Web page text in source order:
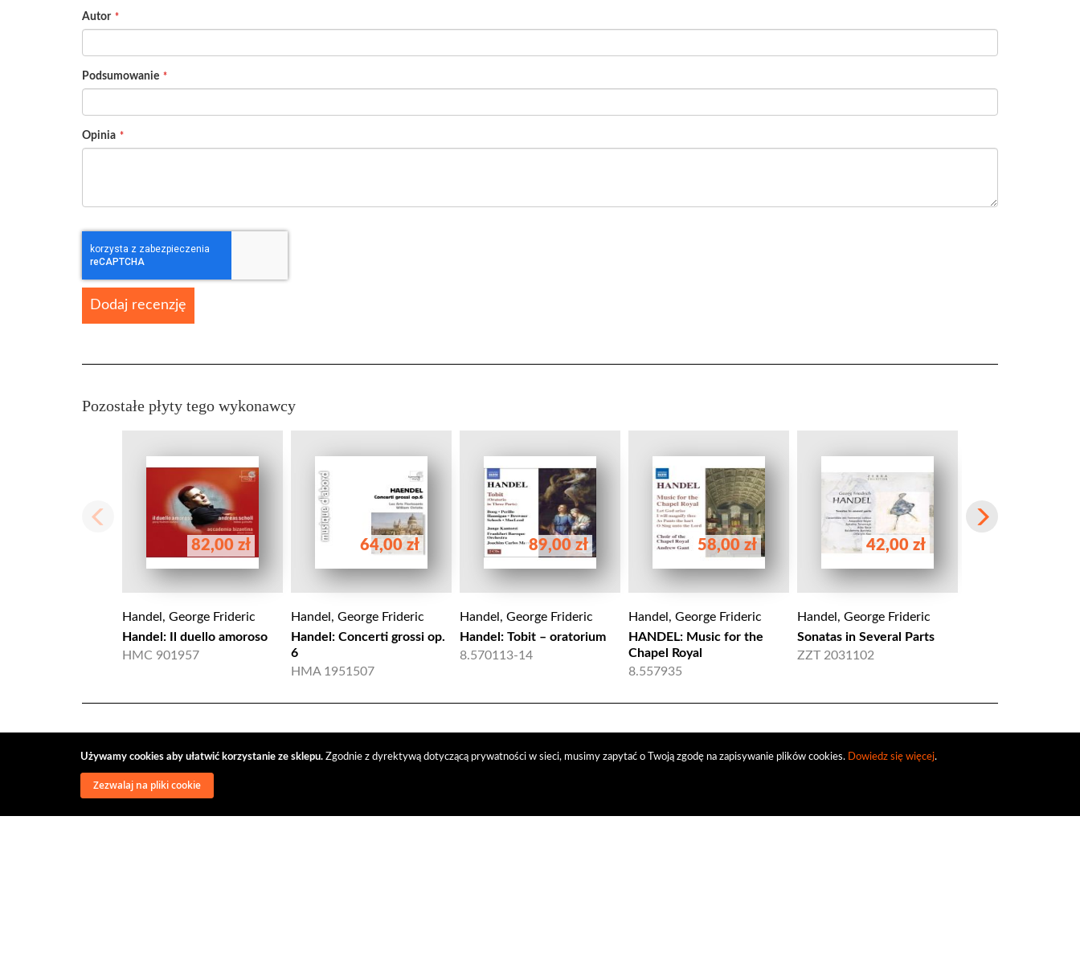
Używamy cookies aby ułatwić korzystanie ze sklepu. Zgodnie z dyrektywą dotyczącą prywatności w sieci, musimy zapytać o Twoją zgodę na zapisywanie plików cookies. Dowiedz się więcej.
Zezwalaj na pliki cookie
star
stars
stars
stars
stars
Autor
Podsumowanie
Opinia
Dodaj recenzję
Pozostałe płyty tego wykonawcy
82,00 zł
Handel, George Frideric
Handel: Il duello amoroso
HMC 901957
64,00 zł
Handel, George Frideric
Handel: Concerti grossi op.
6
HMA 1951507
89,00 zł
Handel, George Frideric
Handel: Tobit – oratorium
8.570113-14
58,00 zł
Handel, George Frideric
HANDEL: Music for the
Chapel Royal
8.557935
42,00 zł
Handel, George Frideric
Sonatas in Several Parts
ZZT 2031102